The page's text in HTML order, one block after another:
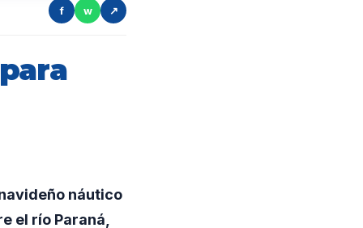
f w ↗
náutico
el río Paraná,